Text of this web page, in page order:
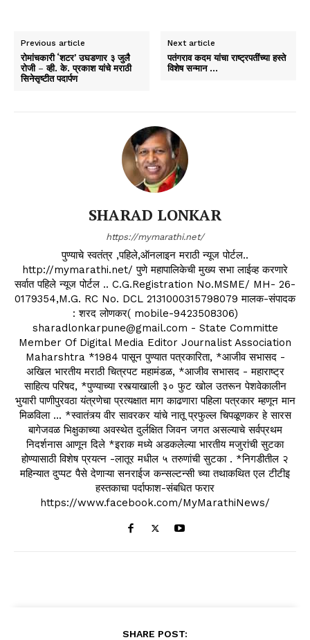
Previous article
रोमांचकारी ‘शटर’ उघडणार ३ जुलै
रोजी – व्ही. के. प्रकाश यांचे मराठी
सिनेसृष्टीत पदार्पण
Next article
पतंगराव कदम यांचा राष्ट्रपतींच्या हस्ते
विशेष सन्मान …
SHARAD LONKAR
https://mymarathi.net/
पुण्याचे स्वतंत्र ,पहिले,ऑनलाइन मराठी न्यूज पोर्टल..
http://mymarathi.net/ पुणे महापालिकेची मुख्य सभा लाईव्ह करणारे
सर्वात पहिले न्यूज पोर्टल .. C.G.Registration No.MSME/ MH- 26-
0179354,M.G. RC No. DCL 2131000315798079 मालक-संपादक
: शरद लोणकर( mobile-9423508306)
sharadlonkarpune@gmail.com - State Committe
Member Of Digital Media Editor Journalist Association
Maharshtra *1984 पासून पुण्यात पत्रकारिता, *आजीव सभासद -
अखिल भारतीय मराठी चित्रपट महामंडळ, *आजीव सभासद - महाराष्ट्र
साहित्य परिषद, *पुण्याच्या रस्त्याखाली ३० फुट खोल उतरून पेशवेकालीन
भुयारी पाणीपुरवठा यंत्रणेचा प्रत्यक्षात माग काढणारा पहिला पत्रकार म्हणून मान
मिळविला ... *स्वातंत्र्य वीर सावरकर यांचे नातू प्रफुल्ल चिपळूणकर हे सारस
बागेजवळ भिक्षुकाच्या अवस्थेत दुर्लक्षित जिवन जगत असल्याचे सर्वप्रथम
निदर्शनास आणून दिले *इराक मध्ये अडकलेल्या भारतीय मजुरांची सुटका
होण्यासाठी विशेष प्रयत्न -लातूर मधील ५ तरुणांची सुटका . *निगडीतील २
महिन्यात दुप्पट पैसे देणाऱ्या सनराईज कन्सल्टन्सी च्या तथाकथित एल टीटीइ
हस्तकाचा पर्दाफाश-संबधित फरार
https://www.facebook.com/MyMarathiNews/
SHARE POST: